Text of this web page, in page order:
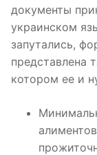
документы
украинском
запутались,
представлена
котором ее и